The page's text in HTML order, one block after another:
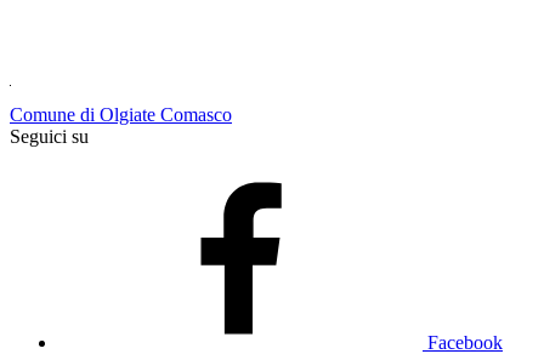
Comune di Olgiate Comasco
Seguici su
Facebook